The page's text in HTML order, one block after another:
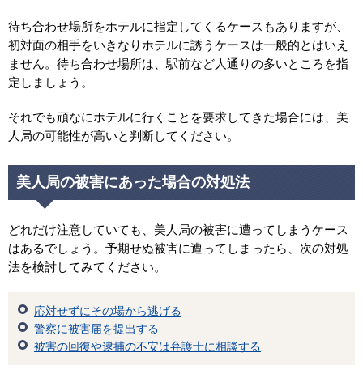
待ち合わせ場所をホテルに指定してくるケースもありますが、
初対面の相手をいきなりホテルに誘うケースは一般的とはいえ
ません。待ち合わせ場所は、駅前など人通りの多いところを指
定しましょう。
それでも頑なにホテルに行くことを要求してきた場合には、美
人局の可能性が高いと判断してください。
美人局の被害にあった場合の対処法
どれだけ注意していても、美人局の被害に遭ってしまうケース
はあるでしょう。予期せぬ被害に遭ってしまったら、次の対処
法を検討してみてください。
応対せずにその場から逃げる
警察に被害届を提出する
被害の回復や逮捕の不安は弁護士に相談する